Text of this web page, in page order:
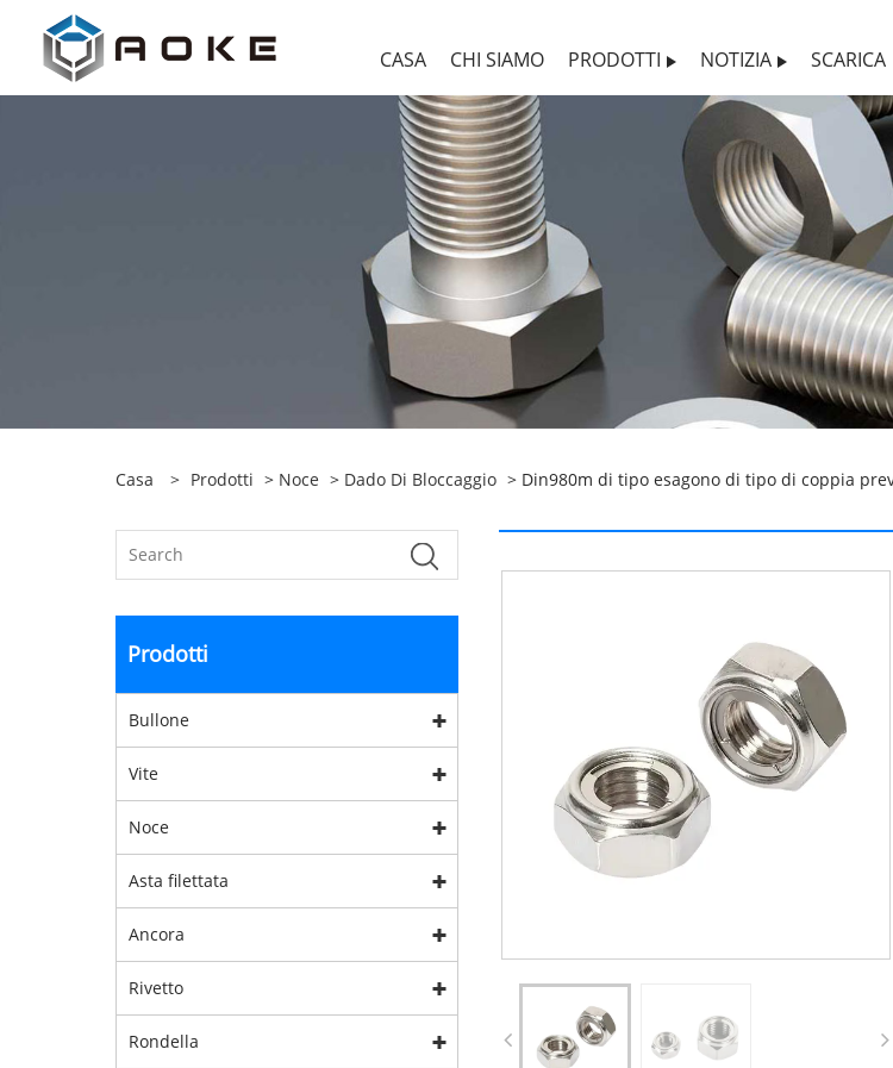
CASA CHI SIAMO PRODOTTI NOTIZIA SCARICA
Casa > Prodotti > Noce > Dado Di Bloccaggio > Din980m di tipo esagono di tipo di coppia
Prodotti
Bullone
Vite
Noce
Asta filettata
Ancora
Rivetto
Rondella